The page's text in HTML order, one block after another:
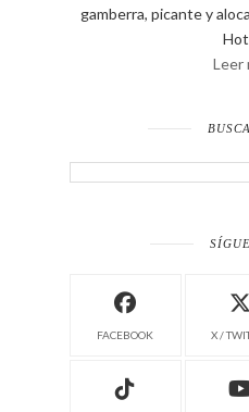
gamberra, picante y
Leer
FACEBOOK X /